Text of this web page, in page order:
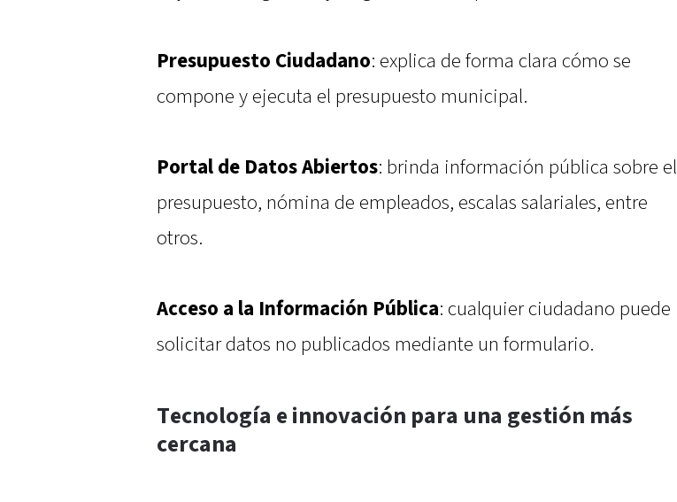
Presupuesto Ciudadano: explica de forma clara cómo se
compone y ejecuta el presupuesto municipal.
Portal de Datos Abiertos: brinda información pública sobre el
presupuesto, nómina de empleados, escalas salariales, entre
otros.
Acceso a la Información Pública: cualquier ciudadano puede
solicitar datos no publicados mediante un formulario.
Tecnología e innovación para una gestión más
cercana